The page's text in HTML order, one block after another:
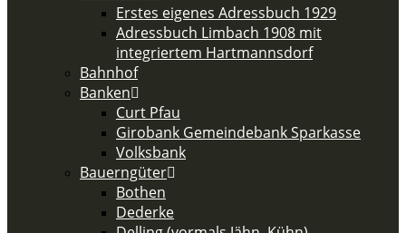
Erstes eigenes Adressbuch 1929
Adressbuch Limbach 1908 mit
integriertem Hartmannsdorf
Bahnhof
Banken
Curt Pfau
Girobank Gemeindebank Sparkasse
Volksbank
Bauerngüter
Bothen
Dederke